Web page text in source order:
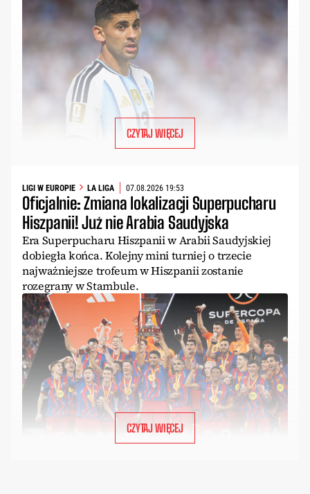
CZYTAJ WIĘCEJ
LIGI W EUROPIE LA LIGA 07.08.2026 19:53
Oficjalnie: Zmiana lokalizacji Superpucharu
Hiszpanii! Już nie Arabia Saudyjska
Era Superpucharu Hiszpanii w Arabii Saudyjskiej
dobiegła końca. Kolejny mini turniej o trzecie
najważniejsze trofeum w Hiszpanii zostanie
rozegrany w Stambule.
CZYTAJ WIĘCEJ